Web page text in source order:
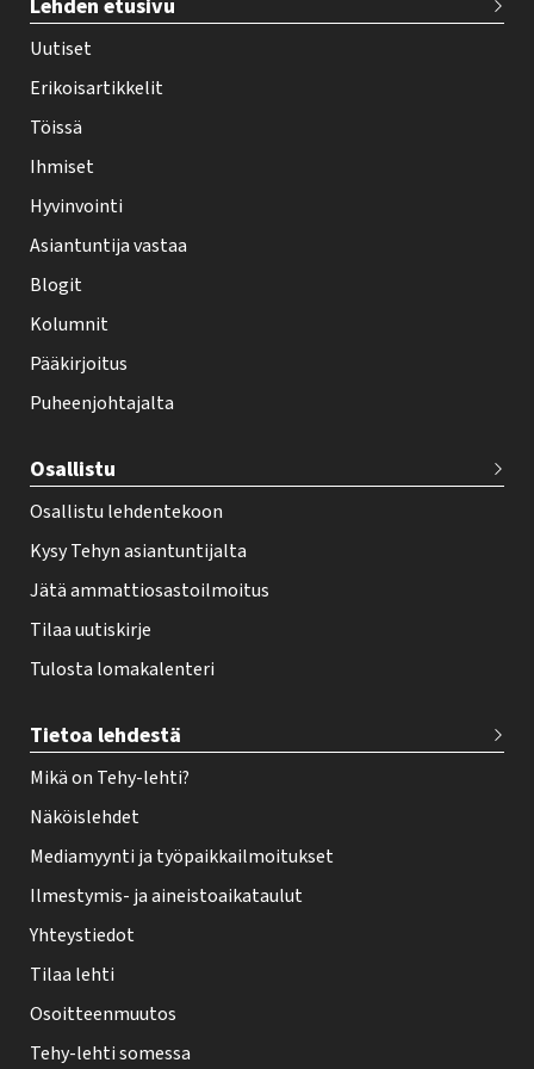
e
h
y
-
e
h
t
i
f
o
t
r
Lehden etusivu
Uutiset
Erikoisartikkelit
Töissä
Ihmiset
Hyvinvointi
Asiantuntija vastaa
Blogit
Kolumnit
Pääkirjoitus
Puheenjohtajalta
Osallistu
Osallistu lehdentekoon
Kysy Tehyn asiantuntijalta
Jätä ammattiosastoilmoitus
Tilaa uutiskirje
Tulosta lomakalenteri
Tietoa lehdestä
Mikä on Tehy-lehti?
Näköislehdet
Mediamyynti ja työpaikkailmoitukset
Ilmestymis- ja aineistoaikataulut
Yhteystiedot
Tilaa lehti
Osoitteenmuutos
Tehy-lehti somessa